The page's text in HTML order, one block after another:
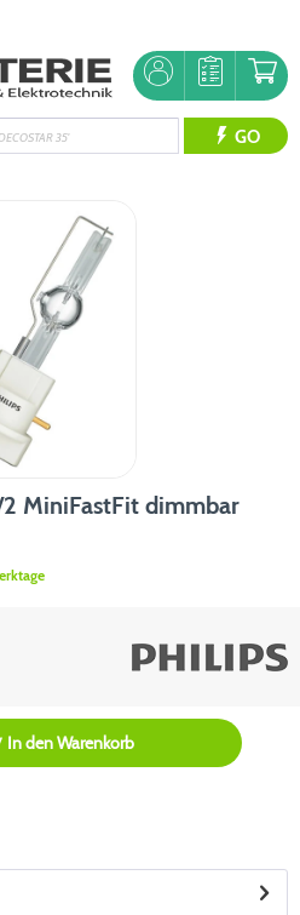
GO
MiniFastFit dimmbar
In denWarenkorb